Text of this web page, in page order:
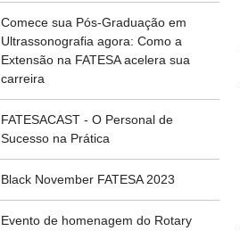
Comece sua Pós-Graduação em
Ultrassonografia agora: Como a
Extensão na FATESA acelera sua
carreira
FATESACAST - O Personal de
Sucesso na Prática
Black November FATESA 2023
Evento de homenagem do Rotary